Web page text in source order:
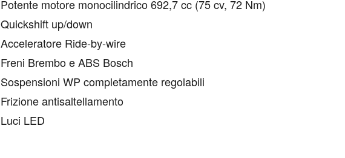
Potente motore monocilindrico 692,7 cc (75 cv, 72 Nm)
Quickshift up/down
Acceleratore Ride-by-wire
Freni Brembo e ABS Bosch
Sospensioni WP completamente regolabili
Frizione antisaltellamento
Luci LED